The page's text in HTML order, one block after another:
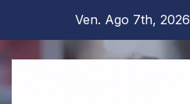
contenuto
Ven. Ago 7th, 2026